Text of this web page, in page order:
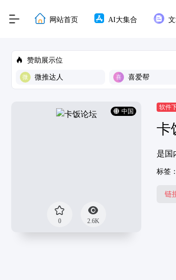
网站首页 AI大集合
赞助展示位
微推达人 喜爱帮
中国
0 2.6K
软件
卡
是国
标签：
链